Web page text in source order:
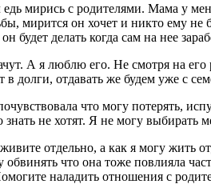
мирись с родителями. Мама у
мирится он хочет и никто ему
делать когда сам на нее
А я люблю его. Не смотря на
в долги, отдавать же будем уже
что могу потерять,
знать не хотят. Я не могу
отдельно, а как я могу жить
что она тоже повлияла
наладить отношения с